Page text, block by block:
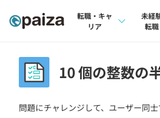
転職・キャ
リア
インタビュー
転職成功ガイド
未経
転職
イ
転
10 個の整数の
問題にチャレンジして、ユーザー同